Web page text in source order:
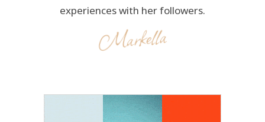
experiences with her followers.